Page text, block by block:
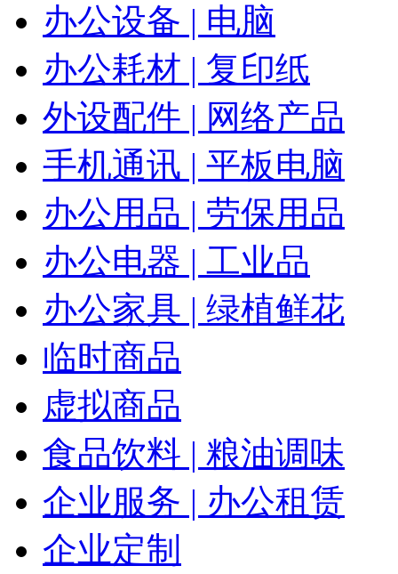
办公设备 | 电脑
办公耗材 | 复印纸
外设配件 | 网络产品
手机通讯 | 平板电脑
办公用品 | 劳保用品
办公电器 | 工业品
办公家具 | 绿植鲜花
临时商品
虚拟商品
食品饮料 | 粮油调味
企业服务 | 办公租赁
企业定制